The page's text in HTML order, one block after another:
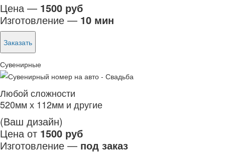
Цена — 1500 руб
Изготовление — 10 мин
Заказать
Сувенирные
Любой сложности
520мм х 112мм и другие
(Ваш дизайн)
Цена от 1500 руб
Изготовление — под заказ